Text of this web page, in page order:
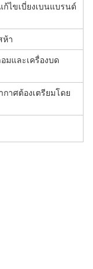
ไขเบี่ยงเบนแบรนด์
ห้า
อมและเครื่องบด
กาศต้องเตรียมโดย